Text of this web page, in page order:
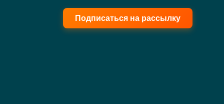
Подписаться на рассылку